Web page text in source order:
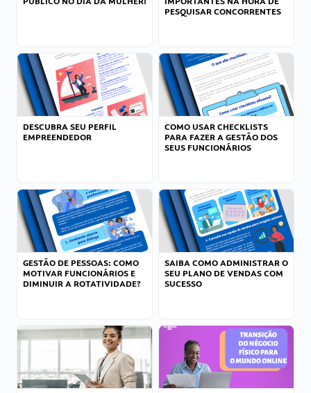
PESQUISAR CONCORRENTES
DESCUBRA SEU PERFIL
EMPREENDEDOR
COMO USAR CHECKLISTS
PARA FAZER A GESTÃO DOS
SEUS FUNCIONÁRIOS
GESTÃO DE PESSOAS: COMO
MOTIVAR FUNCIONÁRIOS E
DIMINUIR A ROTATIVIDADE?
SAIBA COMO ADMINISTRAR O
SEU PLANO DE VENDAS COM
SUCESSO